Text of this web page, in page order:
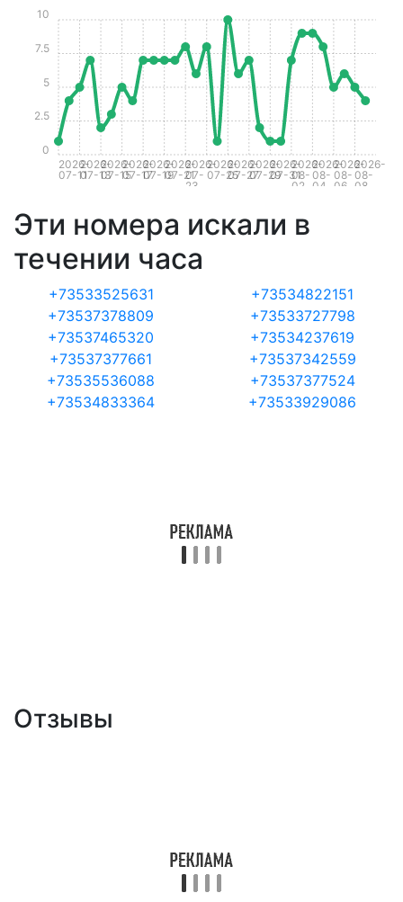
2026-
07-11
2026-
07-13
2026-
07-15
2026-
07-17
2026-
07-19
2026-
07-21
2026-
07-
23
2026-
07-25
2026-
07-27
2026-
07-29
2026-
07-31
2026-
08-
02
2026-
08-
04
2026-
08-
06
2026-
08-
08
0
2.5
5
7.5
10
Эти номера искали в
течении часа
+73533525631
+73534822151
+73537378809
+73533727798
+73537465320
+73534237619
+73537377661
+73537342559
+73535536088
+73537377524
+73534833364
+73533929086
Отзывы